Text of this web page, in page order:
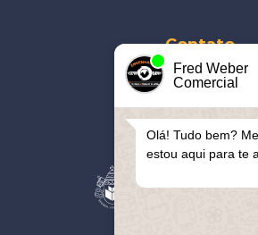
Contato
413093-5877
Parceiros
Fred Weber
Comercial
Olá! Tudo bem?
estou aqui para te